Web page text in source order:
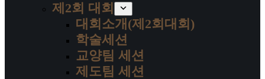
제2회 대회
대회소개(제2회대회)
학술세션
교양팀 세션
제도팀 세션